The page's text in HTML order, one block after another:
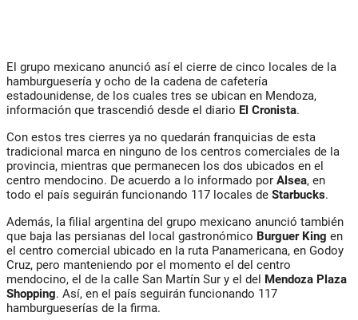
El grupo mexicano anunció así el cierre de cinco locales de la
hamburguesería y ocho de la cadena de cafetería
estadounidense, de los cuales tres se ubican en Mendoza,
información que trascendió desde el diario El Cronista.
Con estos tres cierres ya no quedarán franquicias de esta
tradicional marca en ninguno de los centros comerciales de la
provincia, mientras que permanecen los dos ubicados en el
centro mendocino. De acuerdo a lo informado por Alsea, en
todo el país seguirán funcionando 117 locales de Starbucks.
Además, la filial argentina del grupo mexicano anunció también
que baja las persianas del local gastronómico Burguer King en
el centro comercial ubicado en la ruta Panamericana, en Godoy
Cruz, pero manteniendo por el momento el del centro
mendocino, el de la calle San Martín Sur y el del Mendoza Plaza
Shopping. Así, en el país seguirán funcionando 117
hamburgueserías de la firma.